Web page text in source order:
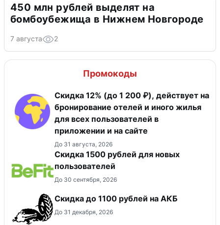
450 млн рублей выделят на
бомбоубежища в Нижнем Новгороде
7 августа 2
Промокоды
Скидка 12% (до 1 200 ₽), действует на
бронирование отелей и иного жилья
для всех пользователей в
приложении и на сайте
До 31 августа, 2026
Скидка 1500 рублей для новых
пользователей
До 30 сентября, 2026
Скидка до 1100 рублей на АКБ
До 31 декабря, 2026